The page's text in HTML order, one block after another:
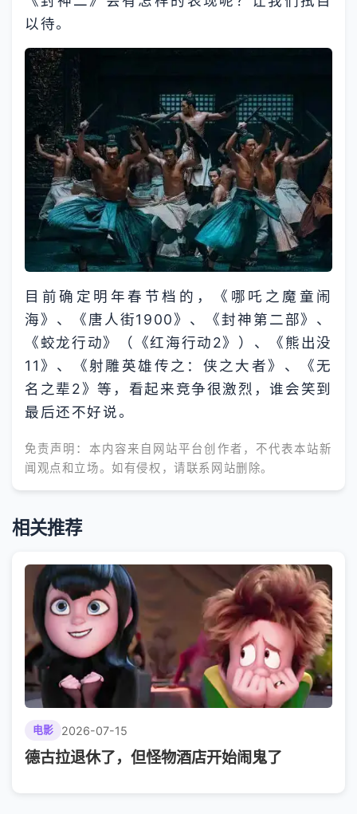
以待。
目前确定明年春节档的，《哪吒之魔童闹
海》、《唐人街1900》、《封神第二部》、
《蛟龙行动》（《红海行动2》）、《熊出没
11》、《射雕英雄传之：侠之大者》、《无
名之辈2》等，看起来竞争很激烈，谁会笑到
最后还不好说。
免责声明：本内容来自网站平台创作者，不代表本站新
闻观点和立场。如有侵权，请联系网站删除。
相关推荐
电影 2026-07-15
德古拉退休了，但怪物酒店开始闹鬼了